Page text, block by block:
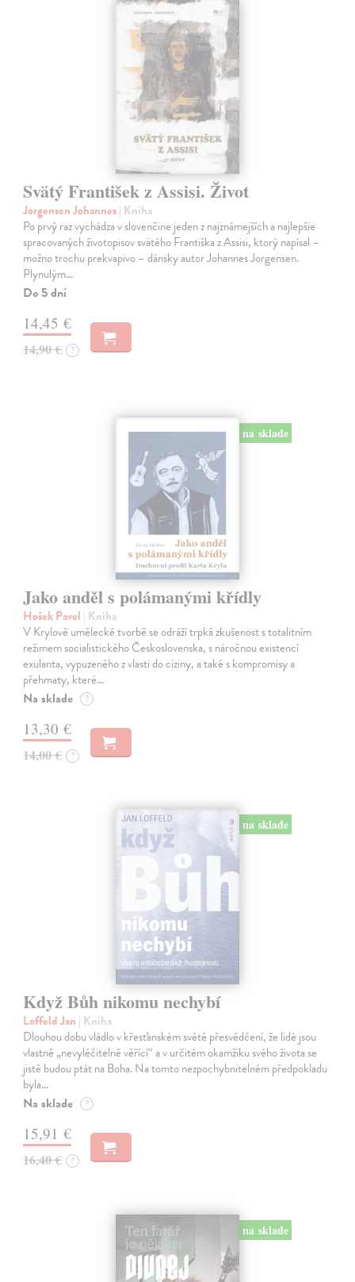
Svätý František z Assisi. Život
Jorgensen Johannes| Kniha
Po prvý raz vychádza v slovenčine jeden z najznámejších a najlepšie
spracovaných životopisov svätého Františka z Assisi, ktorý napísal –
možno trochu prekvapivo – dánsky autor Johannes Jorgensen.
Plynulým…
Do 5 dní
14,45 €
14,90 € ?
na sklade
Jako anděl s polámanými křídly
Hošek Pavel | Kniha
V Krylově umělecké tvorbě se odráží trpká zkušenost s totalitním
režimem socialistického Československa, s náročnou existencí
exulanta, vypuzeného z vlasti do ciziny, a také s kompromisy a
přehmaty, které…
Na sklade ?
13,30 €
14,00 € ?
na sklade
Když Bůh nikomu nechybí
Loffeld Jan | Kniha
Dlouhou dobu vládlo v křesťanském světě přesvědčení, že lidé jsou
vlastně „nevyléčitelně věřící“ a v určitém okamžiku svého života se
jistě budou ptát na Boha. Na tomto nezpochybnitelném předpokladu
byla…
Na sklade ?
15,91 €
16,40 € ?
na sklade